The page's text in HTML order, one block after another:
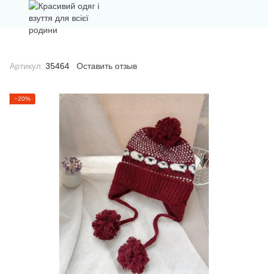
Артикул: 35464 Оставить отзыв
−20%